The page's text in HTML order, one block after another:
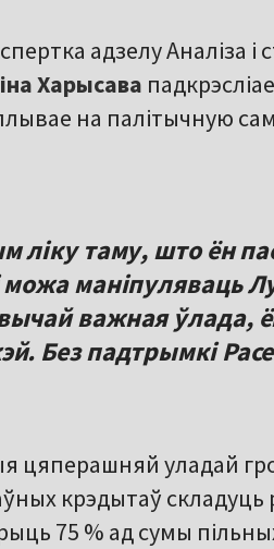
адзелу Аналіза і
Харысава
на палітычную
ліку таму, што ён
можа маніпуляваць
важная ўлада,
Без падтрымкі
цяперашняй уладай
крэдытаў
75 % ад сумы